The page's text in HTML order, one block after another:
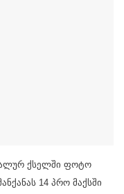
ქსელში ფოტო
14 პრო მაქსში